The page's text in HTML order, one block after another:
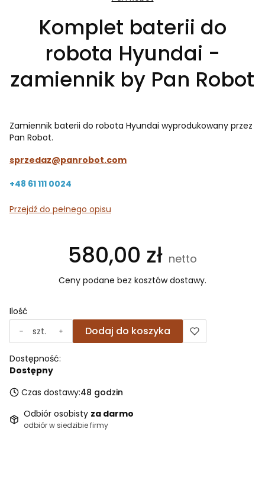
Komplet baterii do
robota Hyundai -
zamiennik by Pan Robot
Zamiennik baterii do robota Hyundai wyprodukowany przez
Pan Robot.
sprzedaz@panrobot.com
+48 61 111 0024
Przejdź do pełnego opisu
Cena
580,00 zł
Ceny podane bez kosztów dostawy.
Ilość
szt.
Dodaj do koszyka
Dostępność:
Dostępny
Czas dostawy:48 godzin
Odbiór osobisty za darmo
odbiór w siedzibie firmy